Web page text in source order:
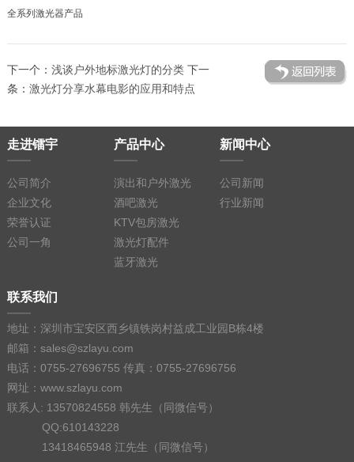
全系列激光器产品
下一个： 浅谈户外地标激光灯的分类 下一
条： 激光灯分享水幕电影的应用和特点
走进镭宇
公司简介
企业文化
荣誉认证
公司一角
产品中心
演出和户外激光
酒吧激光
KTV包房激光
激光灯配件
蓝牙激光
新闻中心
公司新闻
行业新闻
联系我们
地址：深圳市宝安区西乡镇铁岗村益成工业园B栋4楼
邮箱：sales@szlayu.com
电话：0755-27696755 传真：0755-27696756
网址：www.szlayu.com
联系人: 13570824558 韩先生（同微信号）
QQ:610143228
13418465948 江先生（同微信号）